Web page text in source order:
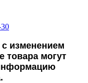
изменением
товара могут